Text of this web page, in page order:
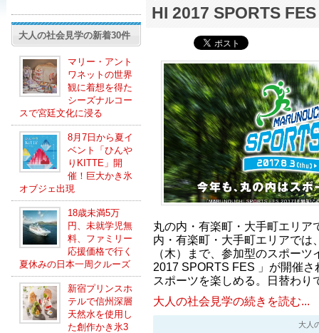
大人の社会見学の新着30件
マリー・アント
ワネットの世界
観に着想を得た
シーズナルコー
スで宮廷文化に浸る
8月7日から夏イ
ベント「ひんや
りKITTE」開
催！巨大かき氷
オブジェ出現
18歳未満5万
円、未就学児無
料、ファミリー
応援価格で行く
夏休みの日本一周クルーズ
新宿プリンスホ
テルで信州深層
天然水を使用し
た創作かき氷3
HI 2017 SPORTS
丸の内・有楽町・大手町エリア
内・有楽町・大手町エリアでは
（木）まで、参加型のスポー
2017 SPORTS FES 」が開催
スポーツを楽しめる。日替わ
大人の社会見学の続きを読む...
大人